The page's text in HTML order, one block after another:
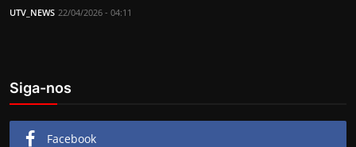
UTV_NEWS 22/04/2026 - 04:11
Siga-nos
Facebook